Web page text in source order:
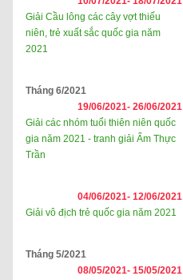
Giải Cầu lông các cây vợt thiếu
niên, trẻ xuất sắc quốc gia năm
2021
Tháng 6/2021
19/06/2021- 26/06/2021
Giải các nhóm tuổi thiên niên quốc
gia năm 2021 - tranh giải Ẩm Thực
Trần
04/06/2021- 12/06/2021
Giải vô địch trẻ quốc gia năm 2021
Tháng 5/2021
08/05/2021- 15/05/2021